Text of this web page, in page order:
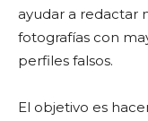
ayudar a redactar
fotografías con
perfiles falsos.
El objetivo es